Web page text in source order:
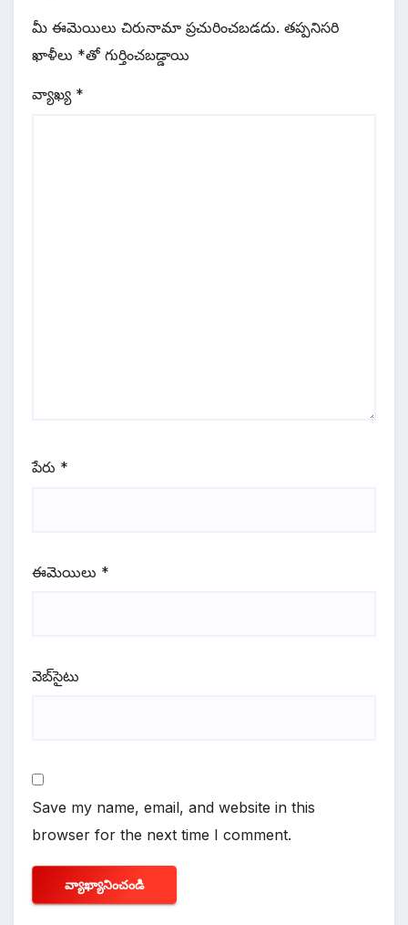
మీ ఈమెయిలు చిరునామా ప్రచురించబడదు. తప్పనిసరి
ఖాళీలు *‌తో గుర్తించబడ్డాయి
వ్యాఖ్య *
పేరు *
ఈమెయిలు *
వెబ్‌సైటు
Save my name, email, and website in this
browser for the next time I comment.